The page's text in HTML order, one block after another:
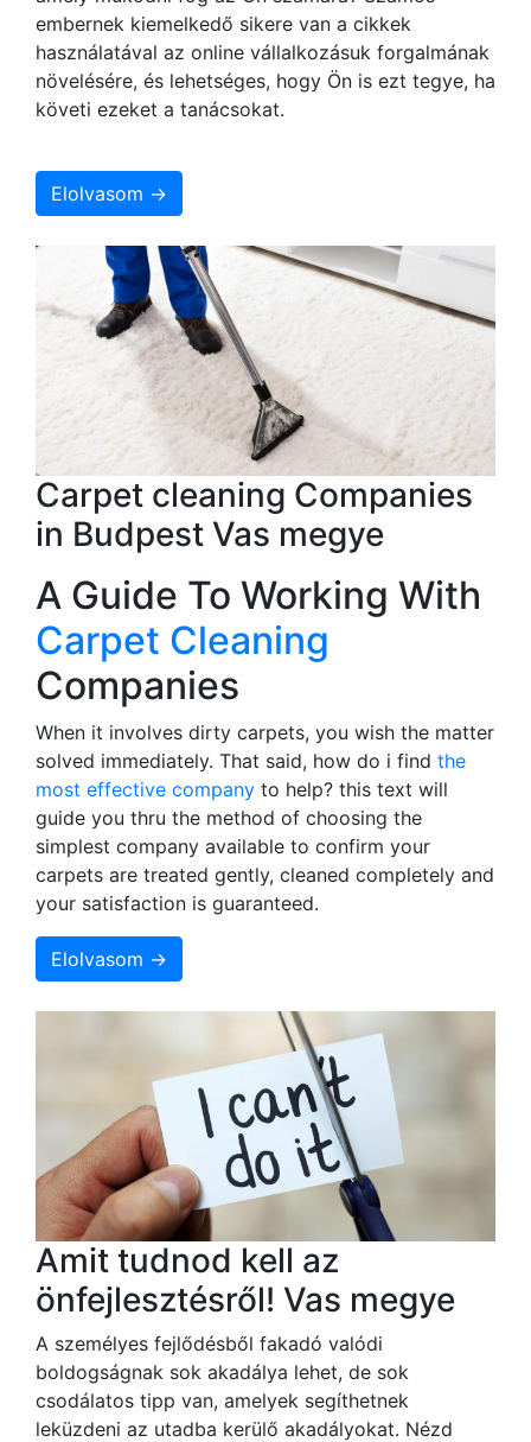
embernek kiemelkedő sikere van a cikkek
használatával az online vállalkozásuk forgalmának
növelésére, és lehetséges, hogy Ön is ezt tegye, ha
követi ezeket a tanácsokat.
Elolvasom →
Carpet cleaning Companies
in Budpest Vas megye
A Guide To Working With
Carpet Cleaning
Companies
When it involves dirty carpets, you wish the matter
solved immediately. That said, how do i find the
most effective company to help? this text will
guide you thru the method of choosing the
simplest company available to confirm your
carpets are treated gently, cleaned completely and
your satisfaction is guaranteed.
Elolvasom →
Amit tudnod kell az
önfejlesztésről! Vas megye
A személyes fejlődésből fakadó valódi
boldogságnak sok akadálya lehet, de sok
csodálatos tipp van, amelyek segíthetnek
leküzdeni az utadba kerülő akadályokat. Nézd